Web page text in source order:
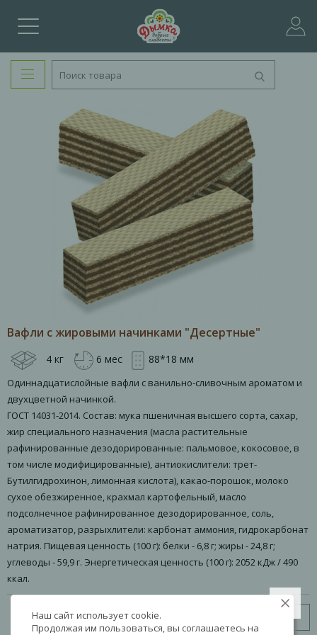
Вафли с жировыми начинками "Десертные"
4 кг 6 мес 88*18 мм
Одиннадцатислойные вафли с ванильно-сливочным ароматом и
двухцветной начинкой.
ГОСТ 14031-2014. Состав: мука пшеничная высшего сорта, сахар,
жир специального назначения (масла растительные
рафинированные дезодорированные: пальмовое, кокосовое, в
том числе модифицированные), антиокислители: трет-
Бутилгидрохинон, лимонная кислота), какао-порошок, молоко
сухое обезжиренное, крахмал картофельный, масло
подсолнечное рафинированное дезодорированное, соль,
ароматизатор, разрыхлители: карбонат аммония, гидрокарбонат
натрия. Пищевая ценность (100 г): белки - 6,8 г; жиры - 24,8 г;
углеводы - 59,9 г. Энергетическая ценность (100 г): 2052 кДж / 490
ккал.
Узнать цену
Наш сайт использует cookie.
Продолжая им пользоваться, вы соглашаетесь на